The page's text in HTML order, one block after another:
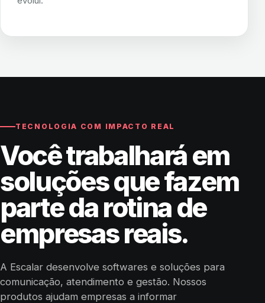
TECNOLOGIA COM IMPACTO REAL
Você trabalhará em
soluções que fazem
parte da rotina de
empresas reais.
A Escalar desenvolve softwares e soluções para
comunicação, atendimento e gestão. Nossos
produtos ajudam empresas a informar